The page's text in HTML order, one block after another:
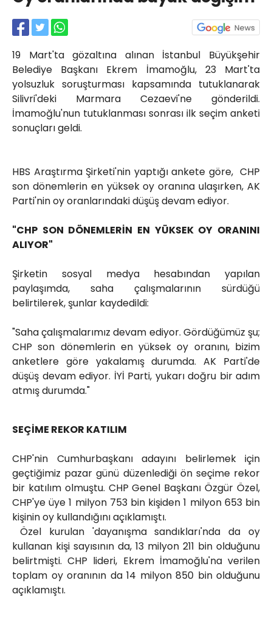
19 Mart'ta gözaltına alınan İstanbul Büyükşehir
Belediye Başkanı Ekrem İmamoğlu, 23 Mart'ta
yolsuzluk soruşturması kapsamında tutuklanarak
Silivri'deki Marmara Cezaevi'ne gönderildi.
İmamoğlu'nun tutuklanması sonrası ilk seçim anketi
sonuçları geldi.
HBS Araştırma Şirketi'nin yaptığı ankete göre, CHP
son dönemlerin en yüksek oy oranına ulaşırken, AK
Parti'nin oy oranlarındaki düşüş devam ediyor.
"CHP SON DÖNEMLERİN EN YÜKSEK OY ORANINI
ALIYOR"
Şirketin sosyal medya hesabından yapılan
paylaşımda, saha çalışmalarının sürdüğü
belirtilerek, şunlar kaydedildi:
"Saha çalışmalarımız devam ediyor. Gördüğümüz şu;
CHP son dönemlerin en yüksek oy oranını, bizim
anketlere göre yakalamış durumda. AK Parti'de
düşüş devam ediyor. İYİ Parti, yukarı doğru bir adım
atmış durumda."
SEÇİME REKOR KATILIM
CHP'nin Cumhurbaşkanı adayını belirlemek için
geçtiğimiz pazar günü düzenlediği ön seçime rekor
bir katılım olmuştu. CHP Genel Başkanı Özgür Özel,
CHP'ye üye 1 milyon 753 bin kişiden 1 milyon 653 bin
kişinin oy kullandığını açıklamıştı.
Özel kurulan 'dayanışma sandıkları'nda da oy
kullanan kişi sayısının da, 13 milyon 211 bin olduğunu
belirtmişti. CHP lideri, Ekrem İmamoğlu'na verilen
toplam oy oranının da 14 milyon 850 bin olduğunu
açıklamıştı.
Yahya Kaptan Mahallesi
Akkavaklar Caddesi No:17/4 İzmit-
KOCAELİ
kocaelisokak@gmail.com